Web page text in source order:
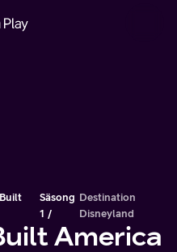
Säsong
1
Destination
Disneyland
America